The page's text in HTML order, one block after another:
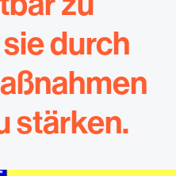
durch
stärken.